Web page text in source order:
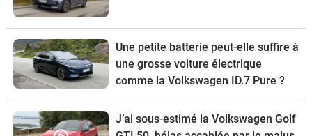
Une petite batterie peut-elle suffire à
une grosse voiture électrique
comme la Volkswagen ID.7 Pure ?
J’ai sous-estimé la Volkswagen Golf